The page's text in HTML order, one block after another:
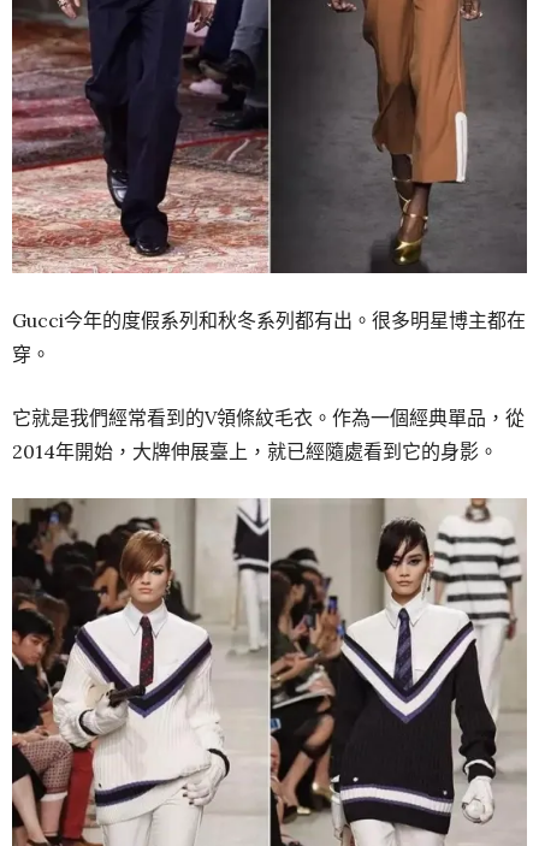
Gucci今年的度假系列和秋冬系列都有出。很多明星博主都在
穿。
它就是我們經常看到的V領條紋毛衣。作為一個經典單品，從
2014年開始，大牌伸展臺上，就已經隨處看到它的身影。